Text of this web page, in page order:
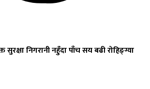
सुरक्षा निगरानी नहुँदा पाँच सय बढी रोहिङ्ग्या